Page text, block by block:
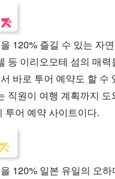
120% 즐길 수 있는 자
등 이리오모테 섬의 매력
바로 투어 예약도 할 수
직원이 여행 계획까지 도
투어 예약 사이트이다.
120% 일본 유일의 오하